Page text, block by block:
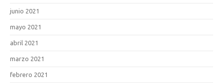
junio 2021
mayo 2021
abril 2021
marzo 2021
febrero 2021